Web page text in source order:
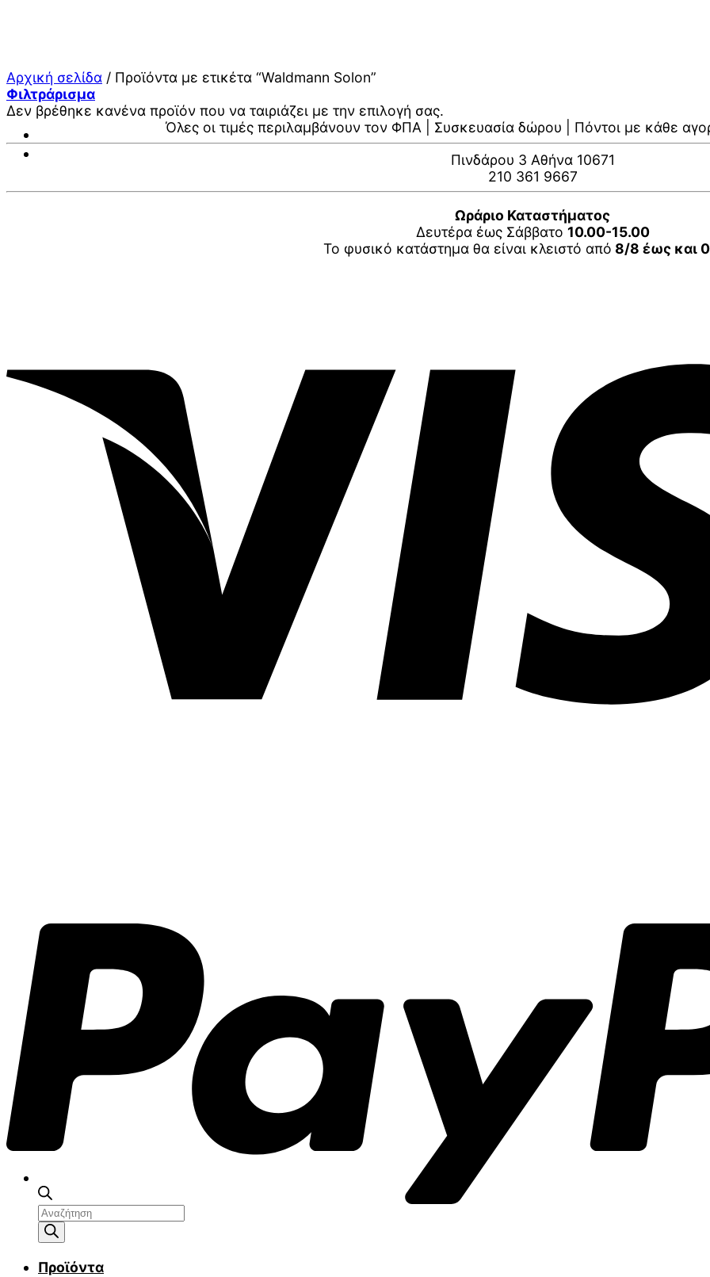
Αναζήτηση
προϊόντων
Προϊόντα
Αρχική σελίδα / Προϊόντα με ετικέτα “Waldmann Solon”
Φιλτράρισμα
Δεν βρέθηκε κανένα προϊόν που να ταιριάζει με την επιλογή σας.
Όλες οι τιμές περιλαμβάνουν τον ΦΠΑ | Συσκευασία δώρου | Πόντοι με κάθε
Πινδάρου 3 Αθήνα 10671
210 361 9667
Ωράριο Καταστήματος
Δευτέρα έως Σάββατο 10.00-15.00
Το φυσικό κατάστημα θα είναι κλειστό από 8/8 έως και